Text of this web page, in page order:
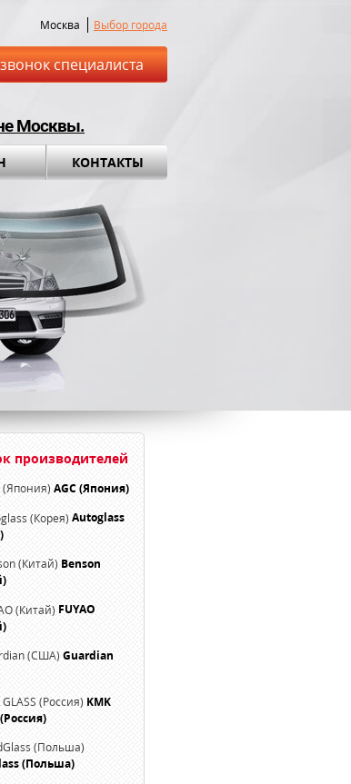
Москва Выбор города
специалиста
Москвы.
КОНТАКТЫ
до места
вПОДАРОК!
производителей
AGC (Япония)
Autoglass
Benson
FUYAO
Guardian
KMK
(Польша)